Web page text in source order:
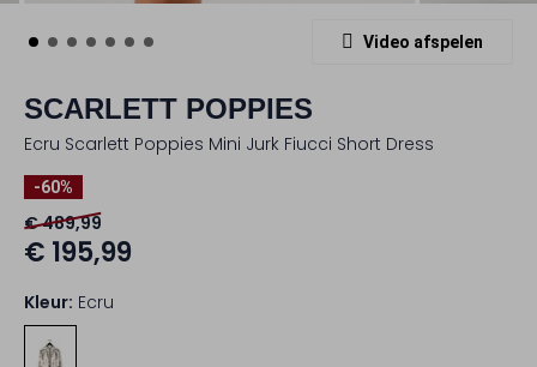
Video afspelen
SCARLETT POPPIES
Ecru Scarlett Poppies Mini Jurk Fiucci Short Dress
-60%
€ 489,99
€ 195,99
Kleur: Ecru